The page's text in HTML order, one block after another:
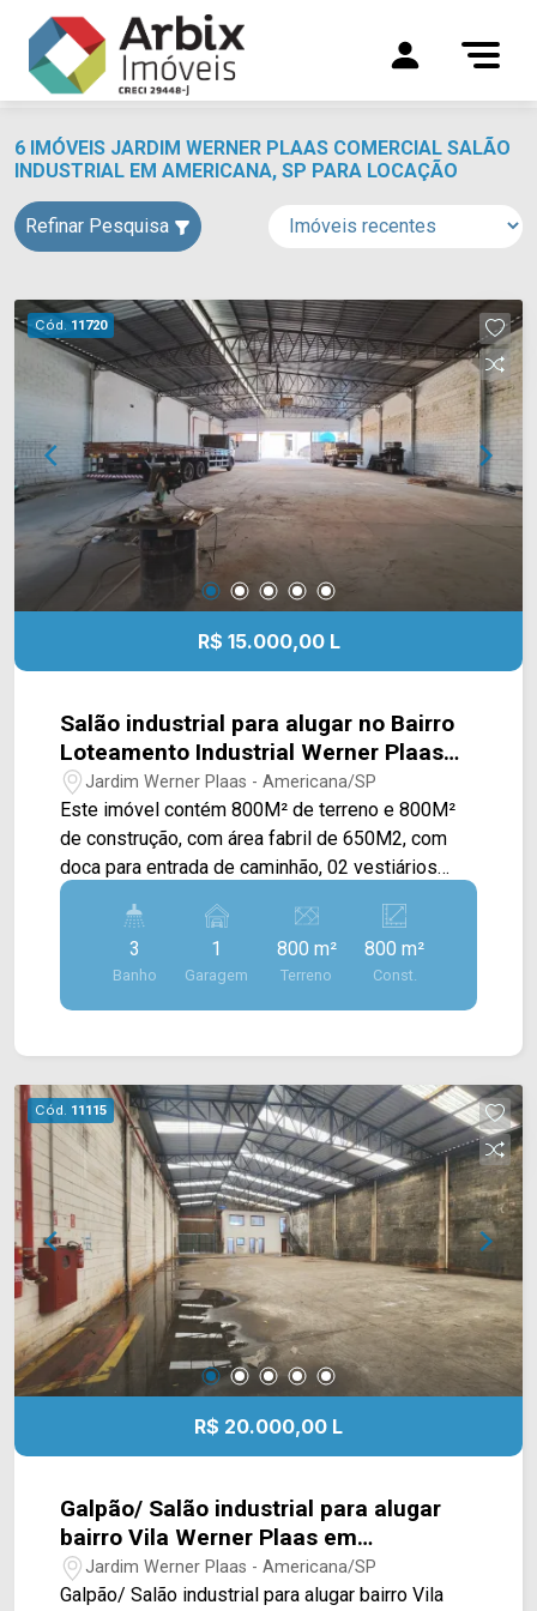
6 IMÓVEIS JARDIM WERNER PLAAS COMERCIAL SALÃO
INDUSTRIAL EM AMERICANA, SP PARA LOCAÇÃO
Refinar Pesquisa
Cód. 11720
R$ 15.000,00 L
Salão industrial para alugar no Bairro
Loteamento Industrial Werner Plaas
em Americana/SP.
Jardim Werner Plaas - Americana/SP
Este imóvel contém 800M² de terreno e 800M²
de construção, com área fabril de 650M2, com
doca para entrada de caminhão, 02 vestiários
(M/F) e um banheiro para acessibilidade, 02
salas administrativas e mezanino, em fase de
conclusão de obras, salão é amplo, contando com
pé direito de 6m. > 02 vestiários masculino e
feminino e 01 banheiro para acessibilidade; > 01
e logística com facilidade aos acessos para as
principais rodovias da região, Anhanguera, SP-
304 entre outras. Entre em contato com a equipe
da Arbix Imóveis e agende a sua visita!!
WhatsApp e Telefone: (19) 3475-4546 ARBIX
IMÓVEIS - Presente em cada mudança!
3
Banho
1
Garagem
800 m²
Terreno
800 m²
Const.
Cód. 11115
R$ 20.000,00 L
Galpão/ Salão industrial para alugar
bairro Vila Werner Plaas em
Americana/SP
Jardim Werner Plaas - Americana/SP
Galpão/ Salão industrial para alugar bairro Vila